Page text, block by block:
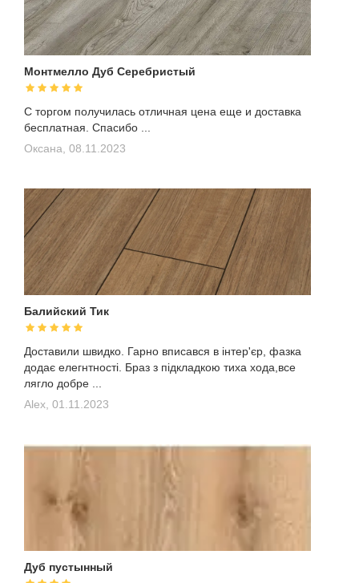
Монтмелло Дуб Серебристый
С торгом получилась отличная цена еще и доставка
бесплатная. Спасибо ...
Оксана, 08.11.2023
Балийский Тик
Доставили швидко. Гарно вписався в інтер'єр, фазка
додає елегнтності. Браз з підкладкою тиха хода,все
лягло добре ...
Alex, 01.11.2023
Дуб пустынный